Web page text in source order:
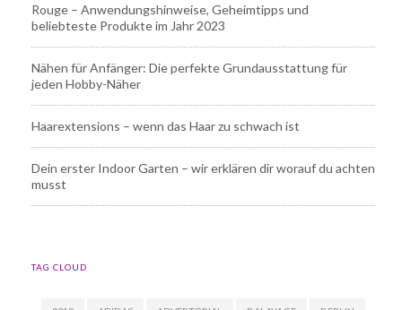
Rouge – Anwendungshinweise, Geheimtipps und
beliebteste Produkte im Jahr 2023
Nähen für Anfänger: Die perfekte Grundausstattung für
jeden Hobby-Näher
Haarextensions – wenn das Haar zu schwach ist
Dein erster Indoor Garten – wir erklären dir worauf du achten
musst
TAG CLOUD